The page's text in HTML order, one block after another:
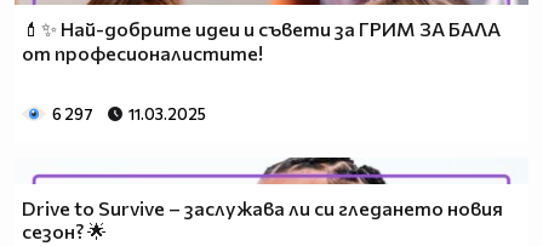
💄✨ Най-добрите идеи и съвети за ГРИМ ЗА БАЛА
от професионалистите!
6 297 11.03.2025
Drive to Survive – заслужава ли си гледането новия
сезон? 🌟